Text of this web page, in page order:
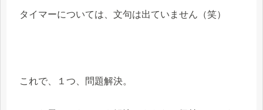
タイマーについては、文句は出ていません（笑）
これで、１つ、問題解決。